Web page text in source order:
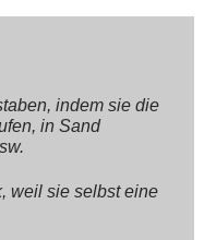
indem sie die
in Sand
weil sie selbst eine